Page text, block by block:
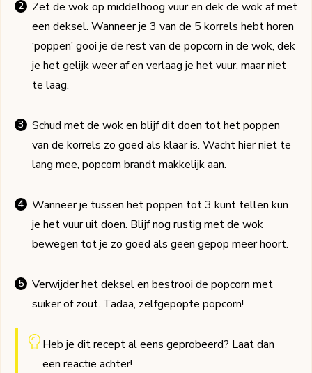
Zet de wok op middelhoog vuur en dek de wok af met
een deksel. Wanneer je 3 van de 5 korrels hebt horen
‘poppen’ gooi je de rest van de popcorn in de wok, dek
je het gelijk weer af en verlaag je het vuur, maar niet
te laag.
Schud met de wok en blijf dit doen tot het poppen
van de korrels zo goed als klaar is. Wacht hier niet te
lang mee, popcorn brandt makkelijk aan.
Wanneer je tussen het poppen tot 3 kunt tellen kun
je het vuur uit doen. Blijf nog rustig met de wok
bewegen tot je zo goed als geen gepop meer hoort.
Verwijder het deksel en bestrooi de popcorn met
suiker of zout. Tadaa, zelfgepopte popcorn!
Heb je dit recept al eens geprobeerd? Laat dan
een reactie achter!